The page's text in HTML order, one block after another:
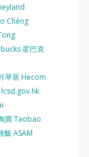
Chéng
星巴克
琴居 Hecom
lcsd.gov.hk
寶 Taobao
飯 ASAM